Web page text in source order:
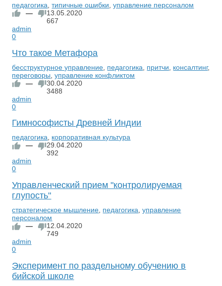
педагогика ,типичные ошибки ,управление персоналом
—
13.05.2020
667
admin
0
Что такое Метафора
бесструктурное управление педагогика притчи консалтинг,
переговоры ,управление конфликтом
—
30.04.2020
3488
admin
0
Гимнософисты Древней Индии
педагогика, корпоративная культура
—
29.04.2020
392
admin
0
Управленческий прием "контролируемая
глупость"
стратегическое мышление, педагогика,управление
персоналом
—
12.04.2020
749
admin
0
Эксперимент по раздельному обучению в
бийской школе